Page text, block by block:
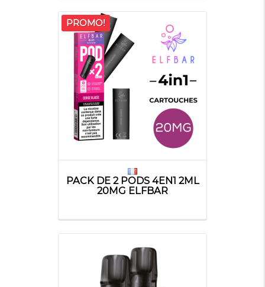
PROMO!
PACK DE 2 PODS 4EN1 2ML
20MG ELFBAR